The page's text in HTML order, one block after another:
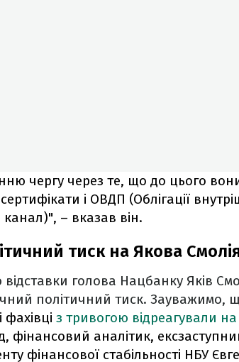
чергу через те, що до цього
і ОВДП (Облігації
канал)", – вказав він.
тиск на Якова
голова Нацбанку Яків
політичний тиск. Зауважимо,
фахівці з тривогою відреагували на
фінансовий аналітик,
фінансової стабільності НБУ